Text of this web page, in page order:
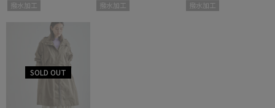
撥水加工 撥水加工 撥水加工